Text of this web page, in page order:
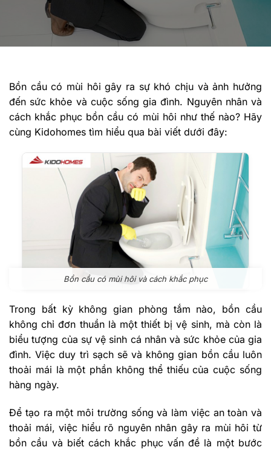
Bồn cầu có mùi hôi gây ra sự khó chịu và ảnh hưởng
đến sức khỏe và cuộc sống gia đình. Nguyên nhân và
cách khắc phục bồn cầu có mùi hôi như thế nào? Hãy
cùng Kidohomes tìm hiểu qua bài viết dưới đây:
Bồn cầu có mùi hôi và cách khắc phục
Trong bất kỳ không gian phòng tắm nào, bồn cầu
không chỉ đơn thuần là một thiết bị vệ sinh, mà còn là
biểu tượng của sự vệ sinh cá nhân và sức khỏe của gia
đình. Việc duy trì sạch sẽ và không gian bồn cầu luôn
thoải mái là một phần không thể thiếu của cuộc sống
hàng ngày.
Để tạo ra một môi trường sống và làm việc an toàn và
thoải mái, việc hiểu rõ nguyên nhân gây ra mùi hôi từ
bồn cầu và biết cách khắc phục vấn đề là một bước